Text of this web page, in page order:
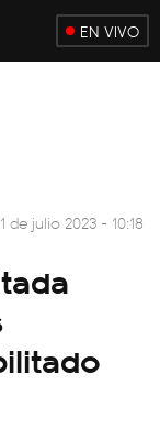
EN VIVO
de julio 2023 - 10:18